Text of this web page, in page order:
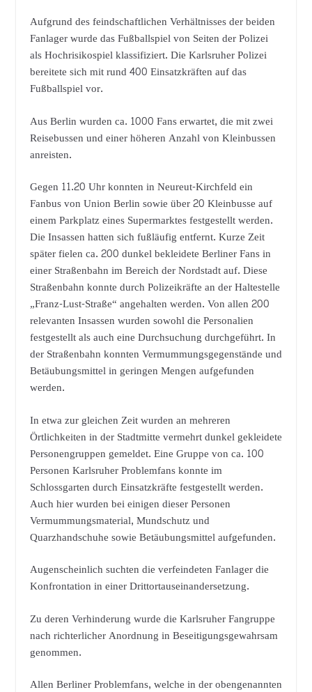
Aufgrund des feindschaftlichen Verhältnisses der beiden
Fanlager wurde das Fußballspiel von Seiten der Polizei
als Hochrisikospiel klassifiziert. Die Karlsruher Polizei
bereitete sich mit rund 400 Einsatzkräften auf das
Fußballspiel vor.
Aus Berlin wurden ca. 1000 Fans erwartet, die mit zwei
Reisebussen und einer höheren Anzahl von Kleinbussen
anreisten.
Gegen 11.20 Uhr konnten in Neureut-Kirchfeld ein
Fanbus von Union Berlin sowie über 20 Kleinbusse auf
einem Parkplatz eines Supermarktes festgestellt werden.
Die Insassen hatten sich fußläufig entfernt. Kurze Zeit
später fielen ca. 200 dunkel bekleidete Berliner Fans in
einer Straßenbahn im Bereich der Nordstadt auf. Diese
Straßenbahn konnte durch Polizeikräfte an der Haltestelle
„Franz-Lust-Straße“ angehalten werden. Von allen 200
relevanten Insassen wurden sowohl die Personalien
festgestellt als auch eine Durchsuchung durchgeführt. In
der Straßenbahn konnten Vermummungsgegenstände und
Betäubungsmittel in geringen Mengen aufgefunden
werden.
In etwa zur gleichen Zeit wurden an mehreren
Örtlichkeiten in der Stadtmitte vermehrt dunkel gekleidete
Personengruppen gemeldet. Eine Gruppe von ca. 100
Personen Karlsruher Problemfans konnte im
Schlossgarten durch Einsatzkräfte festgestellt werden.
Auch hier wurden bei einigen dieser Personen
Vermummungsmaterial, Mundschutz und
Quarzhandschuhe sowie Betäubungsmittel aufgefunden.
Augenscheinlich suchten die verfeindeten Fanlager die
Konfrontation in einer Drittortauseinandersetzung.
Zu deren Verhinderung wurde die Karlsruher Fangruppe
nach richterlicher Anordnung in Beseitigungsgewahrsam
genommen.
Allen Berliner Problemfans, welche in der obengenannten